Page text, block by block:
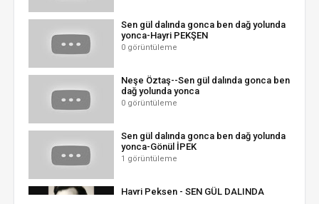
Sen gül dalında gonca ben dağ yolunda
yonca-Hayri PEKŞEN
0 görüntüleme
Neşe Öztaş--Sen gül dalında gonca ben
dağ yolunda yonca
0 görüntüleme
Sen gül dalında gonca ben dağ yolunda
yonca-Gönül İPEK
1 görüntüleme
Hayri Pekşen - SEN GÜL DALINDA